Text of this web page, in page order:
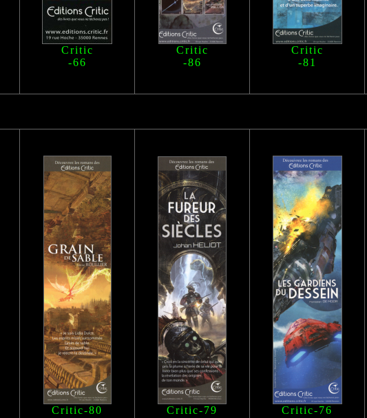
Critic
-66
Critic
-86
Critic
-81
Critic-80 Critic-79 Critic-76